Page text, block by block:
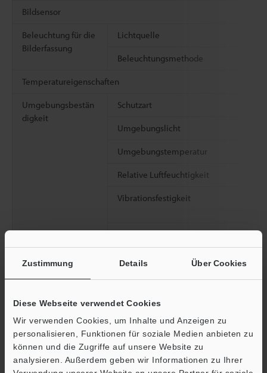
Zustimmung Details Über Cookies
Diese Webseite verwendet Cookies
Wir verwenden Cookies, um Inhalte und Anzeigen zu
personalisieren, Funktionen für soziale Medien anbieten zu
können und die Zugriffe auf unsere Website zu
analysieren. Außerdem geben wir Informationen zu Ihrer
Bildsensor
Beleuchtung für die
Bilderfassung
Lichtquelle
Beleuchtungsmethode
Temperatureigenschaften
Umgebungsbestän
digkeit
Schutzart
Umgebungslicht
Umgebungstemperatur
Relative Luftfeuchtigkeit
Vibrationsfestigkeit
Stoßfestigkeit
Gewicht
*1X: Längsseitige Richtung des Lasers, Y: Kurze Seite der